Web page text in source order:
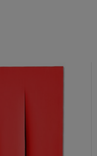
to the ‘matter
of expression,
towards
publisher who
noted Italian actor and
he moved to